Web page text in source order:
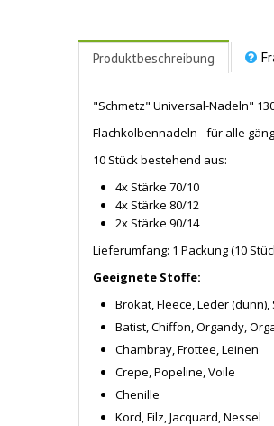
Produktbeschreibung
"Schmetz" Universal-Nadeln"
Flachkolbennadeln - für alle
10 Stück bestehend aus:
4x Stärke 70/10
4x Stärke 80/12
2x Stärke 90/14
Lieferumfang: 1 Packung (10
Geeignete Stoffe:
Brokat, Fleece, Leder
Batist, Chiffon, Organdy,
Chambray, Frottee, Leinen
Crepe, Popeline, Voile
Chenille
Kord, Filz, Jacquard, Nessel